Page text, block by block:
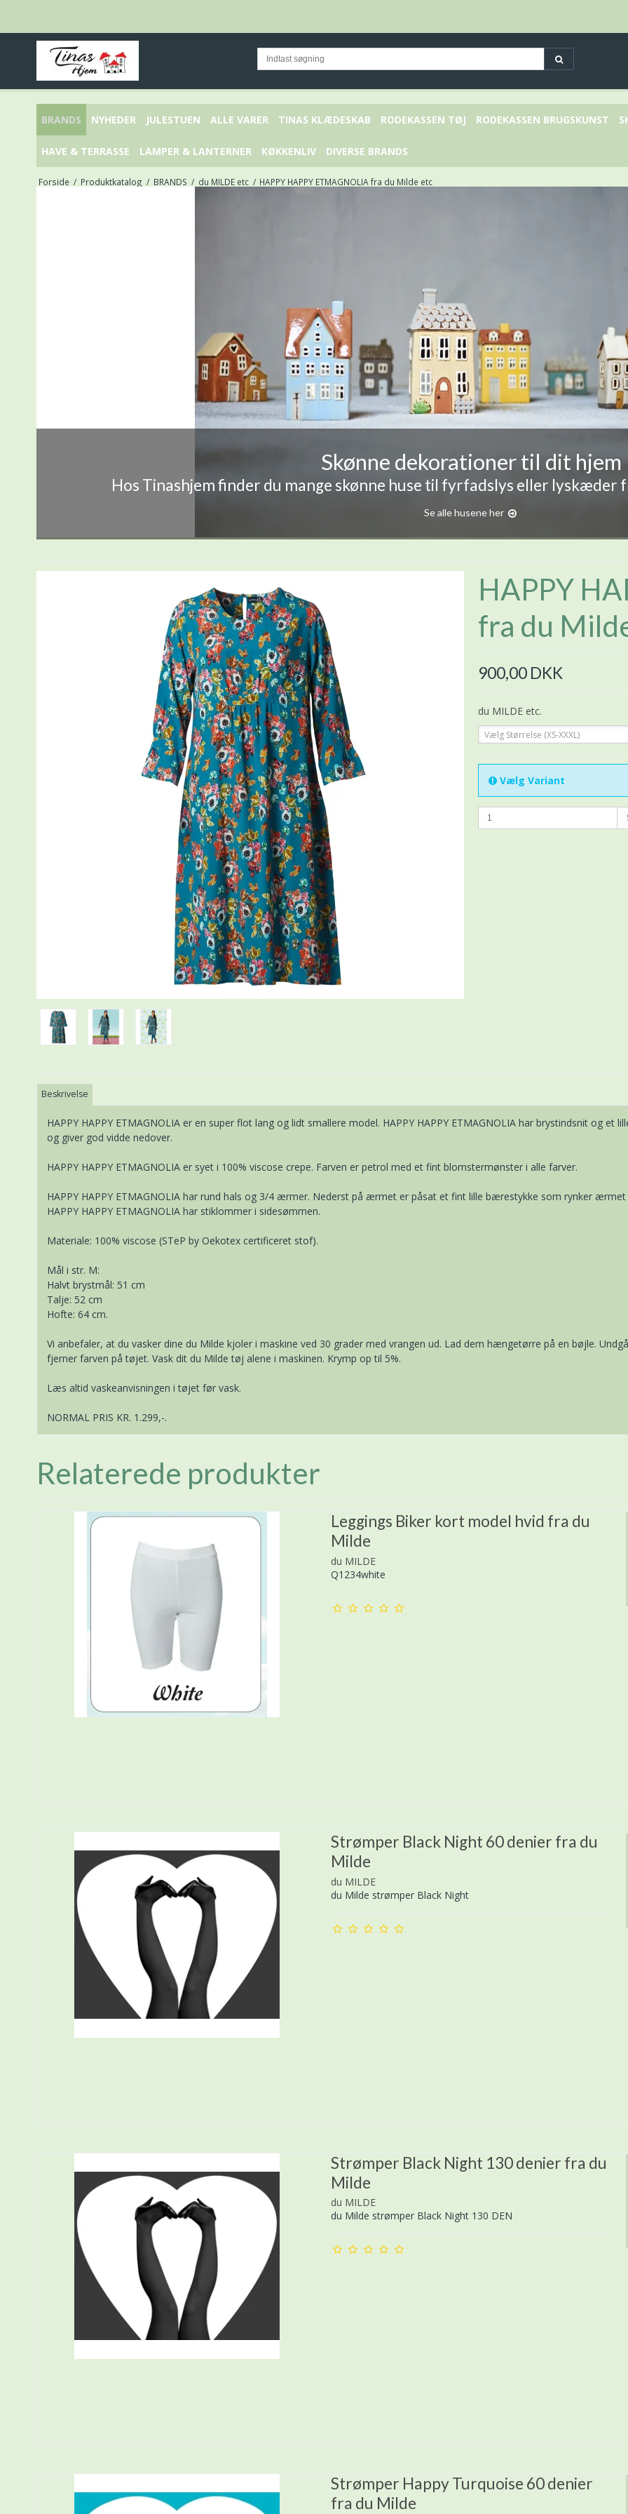
BRANDS NYHEDER JULESTUEN ALLE VARER TINAS KLÆDESKAB RODEKASSEN TØJ RODEKASSEN BRUGSKUNST
HAVE & TERRASSE LAMPER & LANTERNER KØKKENLIV DIVERSE BRANDS
Forside / Produktkatalog / BRANDS / du MILDE etc / HAPPY HAPPY ETMAGNOLIA fra du Milde etc
Skønne dekorationer til dit hjem
Hos Tinashjem finder du mange skønne huse til fyrfadslys eller lyskæder
Se alle husene her
HAPPY
fra du
900,00 DKK
du MILDE etc.
Vælg Størrelse (XS-XXXL)
Vælg Variant
Beskrivelse
HAPPY HAPPY ETMAGNOLIA er en super flot lang og lidt smallere model. HAPPY HAPPY ETMAGNOLIA har brystindsnit og
og giver god vidde nedover.
HAPPY HAPPY ETMAGNOLIA er syet i 100% viscose crepe. Farven er petrol med et fint blomstermønster i alle farver.
HAPPY HAPPY ETMAGNOLIA har rund hals og 3/4 ærmer. Nederst på ærmet er påsat et fint lille bærestykke som rynker
HAPPY HAPPY ETMAGNOLIA har stiklommer i sidesømmen.
Materiale: 100% viscose (STeP by Oekotex certificeret stof).
Mål i str. M:
Halvt brystmål: 51 cm
Talje: 52 cm
Hofte: 64 cm.
Vi anbefaler, at du vasker dine du Milde kjoler i maskine ved 30 grader med vrangen ud. Lad dem hængetørre på en bøjle.
fjerner farven på tøjet. Vask dit du Milde tøj alene i maskinen. Krymp op til 5%.
Læs altid vaskeanvisningen i tøjet før vask.
NORMAL PRIS KR. 1.299,-.
Relaterede produkter
Leggings Biker kort model hvid fra du
Milde
du MILDE
Q1234white
Strømper Black Night 60 denier fra du
Milde
du MILDE
du Milde strømper Black Night
Strømper Black Night 130 denier fra du
Milde
du MILDE
du Milde strømper Black Night 130 DEN
Strømper Happy Turquoise 60 denier
fra du Milde